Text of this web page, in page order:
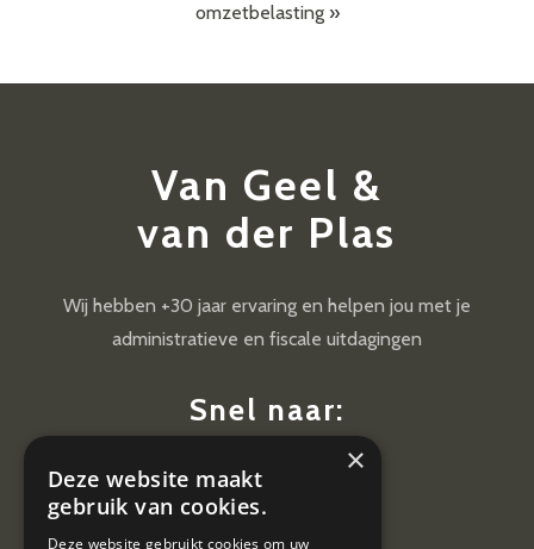
omzetbelasting»
Van Geel &
van der Plas
Wij hebben +30 jaar ervaring en helpen jou met je
administratieve en fiscale uitdagingen
Snel naar:
Diensten
×
Deze website maakt
gebruik van cookies.
Deze website gebruikt cookies om uw